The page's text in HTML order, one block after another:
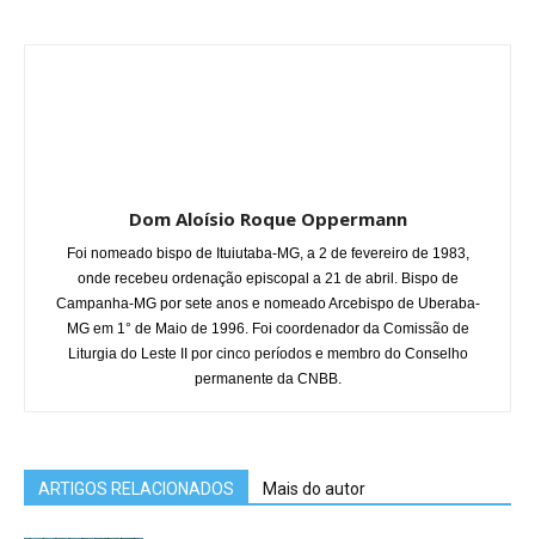
Dom Aloísio Roque Oppermann
Foi nomeado bispo de Ituiutaba-MG, a 2 de fevereiro de 1983,
onde recebeu ordenação episcopal a 21 de abril. Bispo de
Campanha-MG por sete anos e nomeado Arcebispo de Uberaba-
MG em 1° de Maio de 1996. Foi coordenador da Comissão de
Liturgia do Leste II por cinco períodos e membro do Conselho
permanente da CNBB.
ARTIGOS RELACIONADOS Mais do autor